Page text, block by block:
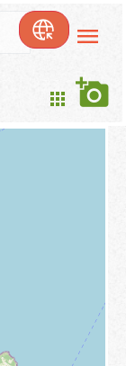
menu
apps add_a_photo